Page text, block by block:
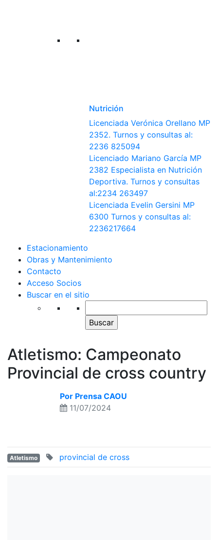
Nutrición
Licenciada Verónica Orellano MP
2352. Turnos y consultas al:
2236 825094
Licenciado Mariano García MP
2382 Especialista en Nutrición
Deportiva. Turnos y consultas
al:2234 263497
Licenciada Evelin Gersini MP
6300 Turnos y consultas al:
2236217664
Estacionamiento
Obras y Mantenimiento
Contacto
Acceso Socios
Buscar en el sitio
Atletismo: Campeonato
Provincial de cross country
Por Prensa CAOU
11/07/2024
Atletismo provincial de cross